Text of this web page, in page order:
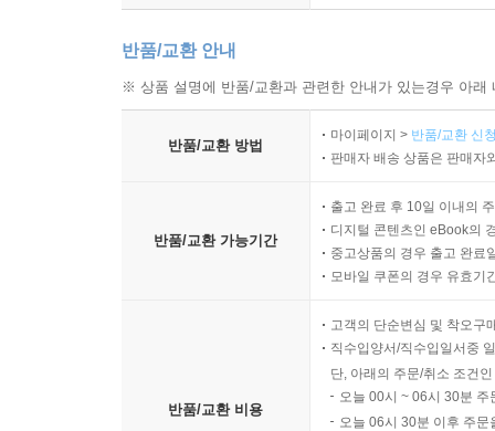
--- p.192~193
내가 이길 확률이 높은 게임을 무한 반복하는 것
자가 되시기를 진심으로 바랍니다.
--- p.249
결국 투자할 때는 항상 정확한 정보를 바탕으로
집중하며 투자를 지속하는 것이 가장 중요합니다.
그래서 저는 금과 은 투자에 관심을 가진 사람들
구한 모든 내용을 꼼꼼하게 정리하고, 여기에 더
다고 생각했습니다. 이 책의 목적은 바로 여기에 있
반품/교환 안내
※ 상품 설명에 반품/교환과 관련한 안내가 있는경우 아
반품/교환 방법
마이페이지 > 반품/교환 신
판매자 배송 상품은 판매자
반품/교환 가능기간
출고 완료 후 10일 이내의
디지털 콘텐츠인 eBook의
중고상품의 경우 출고 완료
모바일 쿠폰의 경우 유효기
반품/교환 비용
고객의 단순변심 및 착오구
직수입양서/직수입일서중
단, 아래의 주문/취소 조건
오늘 00시 ~ 06시 30분
오늘 06시 30분 이후 주